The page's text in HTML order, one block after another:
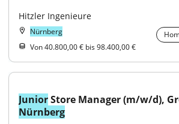
Hitzler Ingenieure
Nürnberg
Von 40.800,00 € bis 98.400,00 €
Junior
Nürnberg